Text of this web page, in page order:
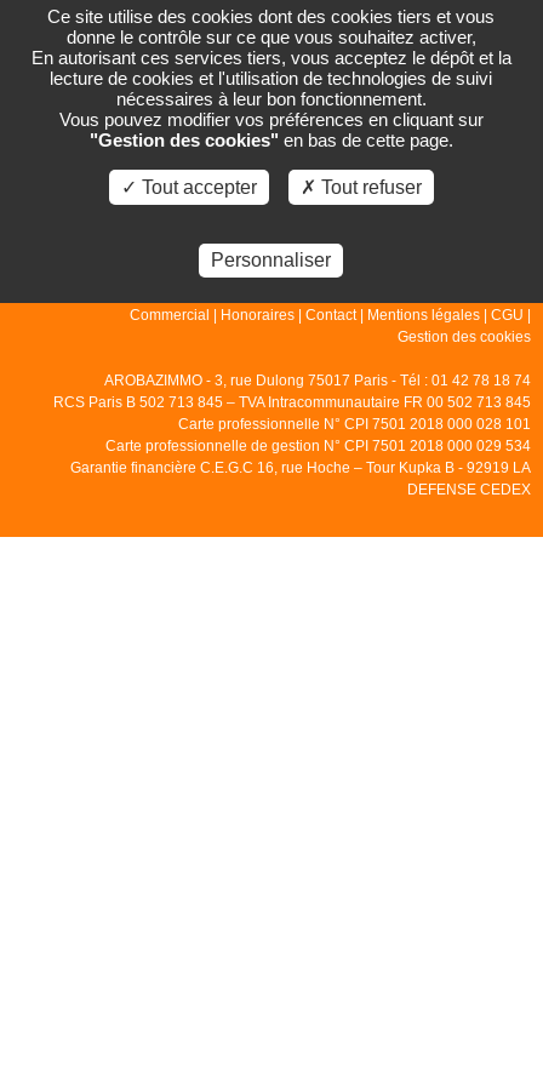
PAGE NON TROUVÉE
La page que vous demandez n'existe pas.
Commercial | Honoraires | Contact| Mentions légales | CGU |
Gestion des cookies
AROBAZIMMO - 3, rue Dulong 75017 Paris - Tél : 01 42 78 18 74
RCS Paris B 502 713 845 – TVA Intracommunautaire FR 00 502 713 845
Carte professionnelle N° CPI 7501 2018 000 028 101
Carte professionnelle de gestion N° CPI 7501 2018 000 029 534
Garantie financière C.E.G.C 16, rue Hoche – Tour Kupka B - 92919 LA
DEFENSE CEDEX
Ce site utilise des cookies dont des cookies tiers et vous
donne le contrôle sur ce que vous souhaitez activer,
En autorisant ces services tiers, vous acceptez le dépôt et la
lecture de cookies et l'utilisation de technologies de suivi
nécessaires à leur bon fonctionnement.
Vous pouvez modifier vos préférences en cliquant sur
"Gestion des cookies" en bas de cette page.
✓ Tout accepter ✗ Tout refuser
Personnaliser